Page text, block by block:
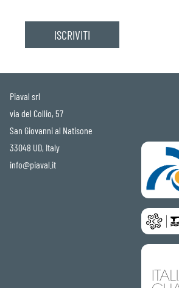
Piaval srl
via del Collio, 57
San Giovanni al Natisone
33048 UD, Italy
info@piaval.it